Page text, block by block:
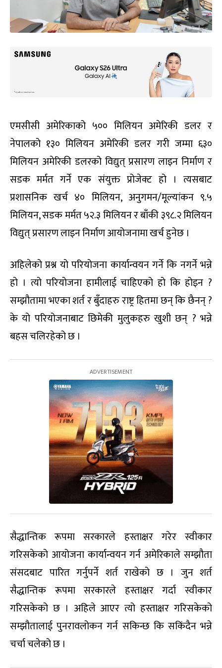
एमसीसी अमेरिकाको ५०० मिलियन अमेरिकी डलर र
नेपालको १३० मिलियन अमेरिकी डलर गरी जम्मा ६३०
मिलियन अमेरिकी डलरको विद्युत् प्रसारण लाइन निर्माण र
सडक मर्मत गर्ने एक संयुक्त प्रोजेक्ट हो । त्यसबाट
प्रशासनिक खर्च ४० मिलियन, अनुगमन/मूल्यांकन ९.५
मिलियन, सडक मर्मत ५२.३ मिलियन र बाँकी ३९८.२ मिलियन
विद्युत् प्रसारण लाइन निर्माण आयोजनामा खर्च हुनेछ ।
अहिलेको प्रश्न यो परियोजना कार्यान्वयन गर्ने कि नगर्ने भन्ने
हो । त्यो परियोजना हामीलाई चाहिएको हो कि होइन ?
सम्झौतामा भएका शर्त र बुँदाहरु राष्ट्र हितमा छन् कि छैनन् ?
के यो परियोजनाबाट छिमेकी मुलुकहरु खुशी छन् ? भन्ने
बहस चलिरहेको छ ।
सैद्धान्तिक रूपमा सरकारले हस्ताक्षर गरेर स्वीकार
गरिसकेको आयोजना कार्यान्वयन गर्न अमेरिकाले सम्झौता
संसदबाट पारित गर्नुपर्ने शर्त राखेको छ । जुन शर्त
सैद्धान्तिक रूपमा सरकारले हस्ताक्षर गर्दा स्वीकार
गरिसकेको छ । अहिले आएर त्यो हस्ताक्षर गरिसकेको
सम्झौतालाई पुनरावलोकन गर्न सकिन्छ कि सकिंदैन भन्ने
चर्चा चलेको छ ।